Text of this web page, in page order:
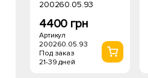
200260.05.93
4400 грн
Артикул
200260.05.93
Под заказ
21-39 дней